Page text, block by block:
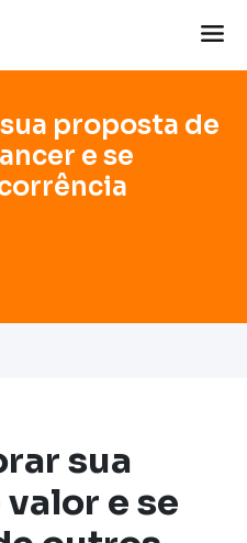
proposta de
e se
sua
e se
sua proposta de valor